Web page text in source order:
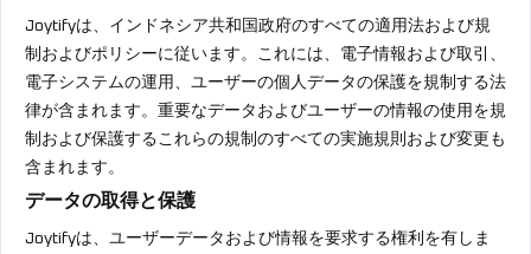
Joytifyは、インドネシア共和国政府のすべての適用法および規
制およびポリシーに従います。これには、電子情報および取引、
電子システムの運用、ユーザーの個人データの保護を規制する法
律が含まれます。重要なデータおよびユーザーの情報の使用を規
制および保護するこれらの規制のすべての実施規則および変更も
含まれます。
データの取得と保護
Joytifyは、ユーザーデータおよび情報を要求する権利を有しま